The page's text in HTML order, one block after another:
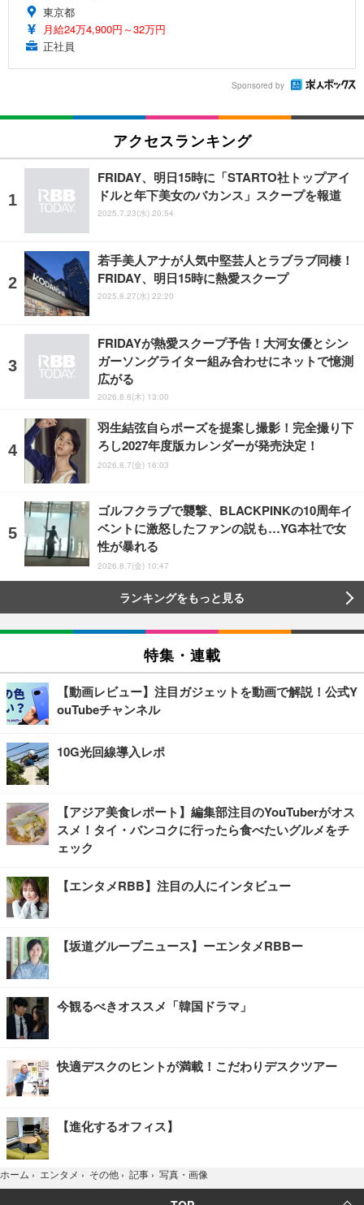
東京都
月給24万4,900円～32万円
正社員
Sponsored by
アクセスランキング
FRIDAY、明日15時に「STARTO社トップアイ
ドルと年下美女のバカンス」スクープを報道
2025.7.23(水) 20:54
若手美人アナが人気中堅芸人とラブラブ同棲！
FRIDAY、明日15時に熱愛スクープ
2025.8.27(水) 22:20
FRIDAYが熱愛スクープ予告！大河女優とシン
ガーソングライター組み合わせにネットで憶測
広がる
2026.8.6(木) 13:00
羽生結弦自らポーズを提案し撮影！完全撮り下
ろし2027年度版カレンダーが発売決定！
2026.8.7(金) 16:03
ゴルフクラブで襲撃、BLACKPINKの10周年イ
ベントに激怒したファンの説も…YG本社で女
性が暴れる
2026.8.7(金) 10:47
ランキングをもっと見る
特集・連載
【動画レビュー】注目ガジェットを動画で解説！公式Y
ouTubeチャンネル
10G光回線導入レポ
【アジア美食レポート】編集部注目のYouTuberがオス
スメ！タイ・バンコクに行ったら食べたいグルメをチ
ェック
【エンタメRBB】注目の人にインタビュー
【坂道グループニュース】ーエンタメRBBー
今観るべきオススメ「韓国ドラマ」
快適デスクのヒントが満載！こだわりデスクツアー
【進化するオフィス】
ホーム › エンタメ › その他 › 記事 › 写真・画像